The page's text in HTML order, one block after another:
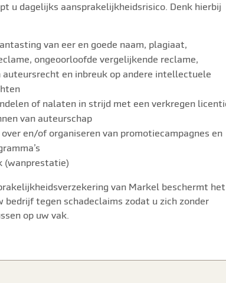
u dagelijks aansprakelijkheidsrisico. Denk hierbij
van eer en goede naam, plagiaat,
ongeoorloofde vergelijkende reclame,
auteursrecht en inbreuk op andere intellectuele
of nalaten in strijd met een verkregen
van auteurschap
en/of organiseren van promotiecampagnes en
(wanprestatie)
van Markel beschermt het
bedrijf tegen schadeclaims zodat u zich zonder
op uw vak.